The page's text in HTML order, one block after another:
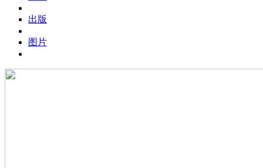
出版
图片